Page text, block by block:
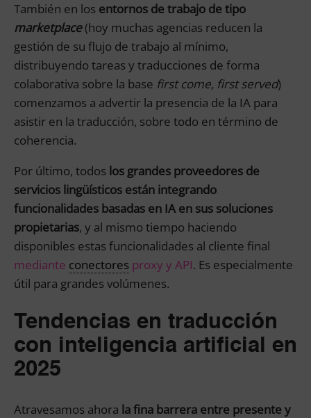
También en los entornos de trabajo de tipo
marketplace(hoy muchas agencias reducen la
gestión de su flujo de trabajo al mínimo,
distribuyendo tareas y traducciones de forma
colaborativa sobre la base first come, first served)
comenzamos a advertir la presencia de la IA para
asistir en la traducción, sobre todo en término de
coherencia.
Por último, todos los grandes proveedores de
servicios lingüísticos están integrando
funcionalidades basadas en IA en sus soluciones
propietarias, y al mismo tiempo haciendo
disponibles estas funcionalidades al cliente final
mediante conectores proxy y API. Es especialmente
útil para grandes volúmenes.
Tendencias en traducción
con inteligencia artificial en
2025
Atravesamos ahora la fina barrera entre presente y